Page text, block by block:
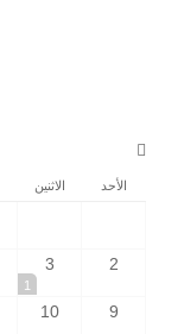
الأحد الاثنين
2
3
1
9
10